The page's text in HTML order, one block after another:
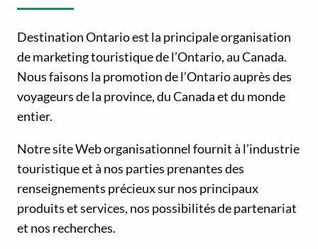
Destination Ontario est la principale organisation
de marketing touristique de l’Ontario, au Canada.
Nous faisons la promotion de l’Ontario auprès des
voyageurs de la province, du Canada et du monde
entier.
Notre site Web organisationnel fournit à l’industrie
touristique et à nos parties prenantes des
renseignements précieux sur nos principaux
produits et services, nos possibilités de partenariat
et nos recherches.